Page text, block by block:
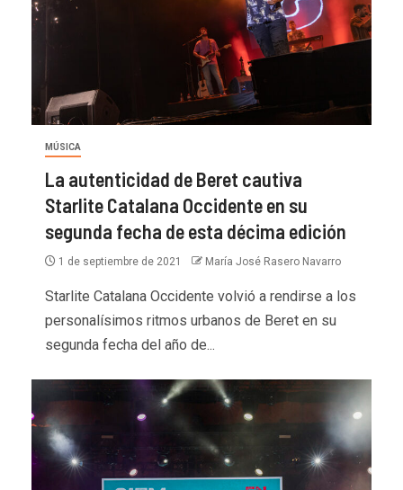
MÚSICA
La autenticidad de Beret cautiva
Starlite Catalana Occidente en su
segunda fecha de esta décima edición
1 de septiembre de 2021 María José Rasero Navarro
Starlite Catalana Occidente volvió a rendirse a los
personalísimos ritmos urbanos de Beret en su
segunda fecha del año de...